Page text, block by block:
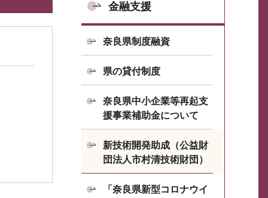
金融支援
奈良県制度融資
県の貸付制度
奈良県中小企業等再起支
援事業補助金について
新技術開発助成（公益財
団法人市村清技術財団）
「奈良県新型コロナウイ